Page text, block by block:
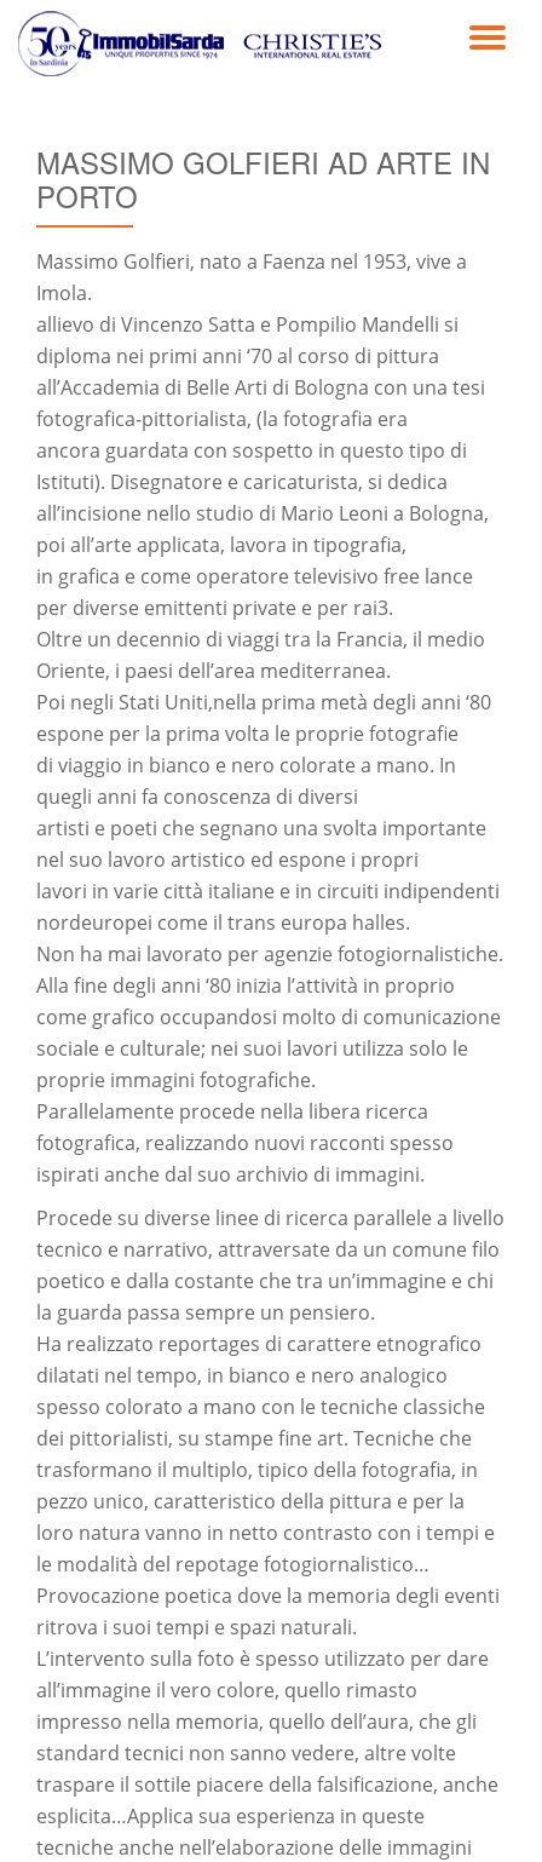
Passa
MASSIMO GOLFIERI AD ARTE IN
PORTO
Massimo Golfieri, nato a Faenza nel 1953, vive a
Imola.
allievo di Vincenzo Satta e Pompilio Mandelli si
diploma nei primi anni ‘70 al corso di pittura
all’Accademia di Belle Arti di Bologna con una tesi
fotografica-pittorialista, (la fotografia era
ancora guardata con sospetto in questo tipo di
Istituti). Disegnatore e caricaturista, si dedica
all’incisione nello studio di Mario Leoni a Bologna,
poi all’arte applicata, lavora in tipografia,
in grafica e come operatore televisivo free lance
per diverse emittenti private e per rai3.
Oltre un decennio di viaggi tra la Francia, il medio
Oriente, i paesi dell’area mediterranea.
Poi negli Stati Uniti,nella prima metà degli anni ‘80
espone per la prima volta le proprie fotografie
di viaggio in bianco e nero colorate a mano. In
quegli anni fa conoscenza di diversi
artisti e poeti che segnano una svolta importante
nel suo lavoro artistico ed espone i propri
lavori in varie città italiane e in circuiti indipendenti
nordeuropei come il trans europa halles.
Non ha mai lavorato per agenzie fotogiornalistiche.
Alla fine degli anni ‘80 inizia l’attività in proprio
come grafico occupandosi molto di comunicazione
sociale e culturale; nei suoi lavori utilizza solo le
proprie immagini fotografiche.
Parallelamente procede nella libera ricerca
fotografica, realizzando nuovi racconti spesso
ispirati anche dal suo archivio di immagini.
Procede su diverse linee di ricerca parallele a livello
tecnico e narrativo, attraversate da un comune filo
poetico e dalla costante che tra un’immagine e chi
la guarda passa sempre un pensiero.
Ha realizzato reportages di carattere etnografico
dilatati nel tempo, in bianco e nero analogico
spesso colorato a mano con le tecniche classiche
dei pittorialisti, su stampe fine art. Tecniche che
trasformano il multiplo, tipico della fotografia, in
pezzo unico, caratteristico della pittura e per la
loro natura vanno in netto contrasto con i tempi e
le modalità del repotage fotogiornalistico…
Provocazione poetica dove la memoria degli eventi
ritrova i suoi tempi e spazi naturali.
L’intervento sulla foto è spesso utilizzato per dare
all’immagine il vero colore, quello rimasto
impresso nella memoria, quello dell’aura, che gli
standard tecnici non sanno vedere, altre volte
traspare il sottile piacere della falsificazione, anche
esplicita…Applica sua esperienza in queste
tecniche anche nell’elaborazione delle immagini